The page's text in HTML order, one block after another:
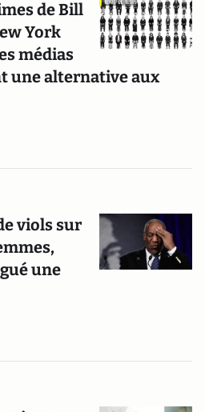
de Bill
York
médias
une alternative aux
viols sur
une